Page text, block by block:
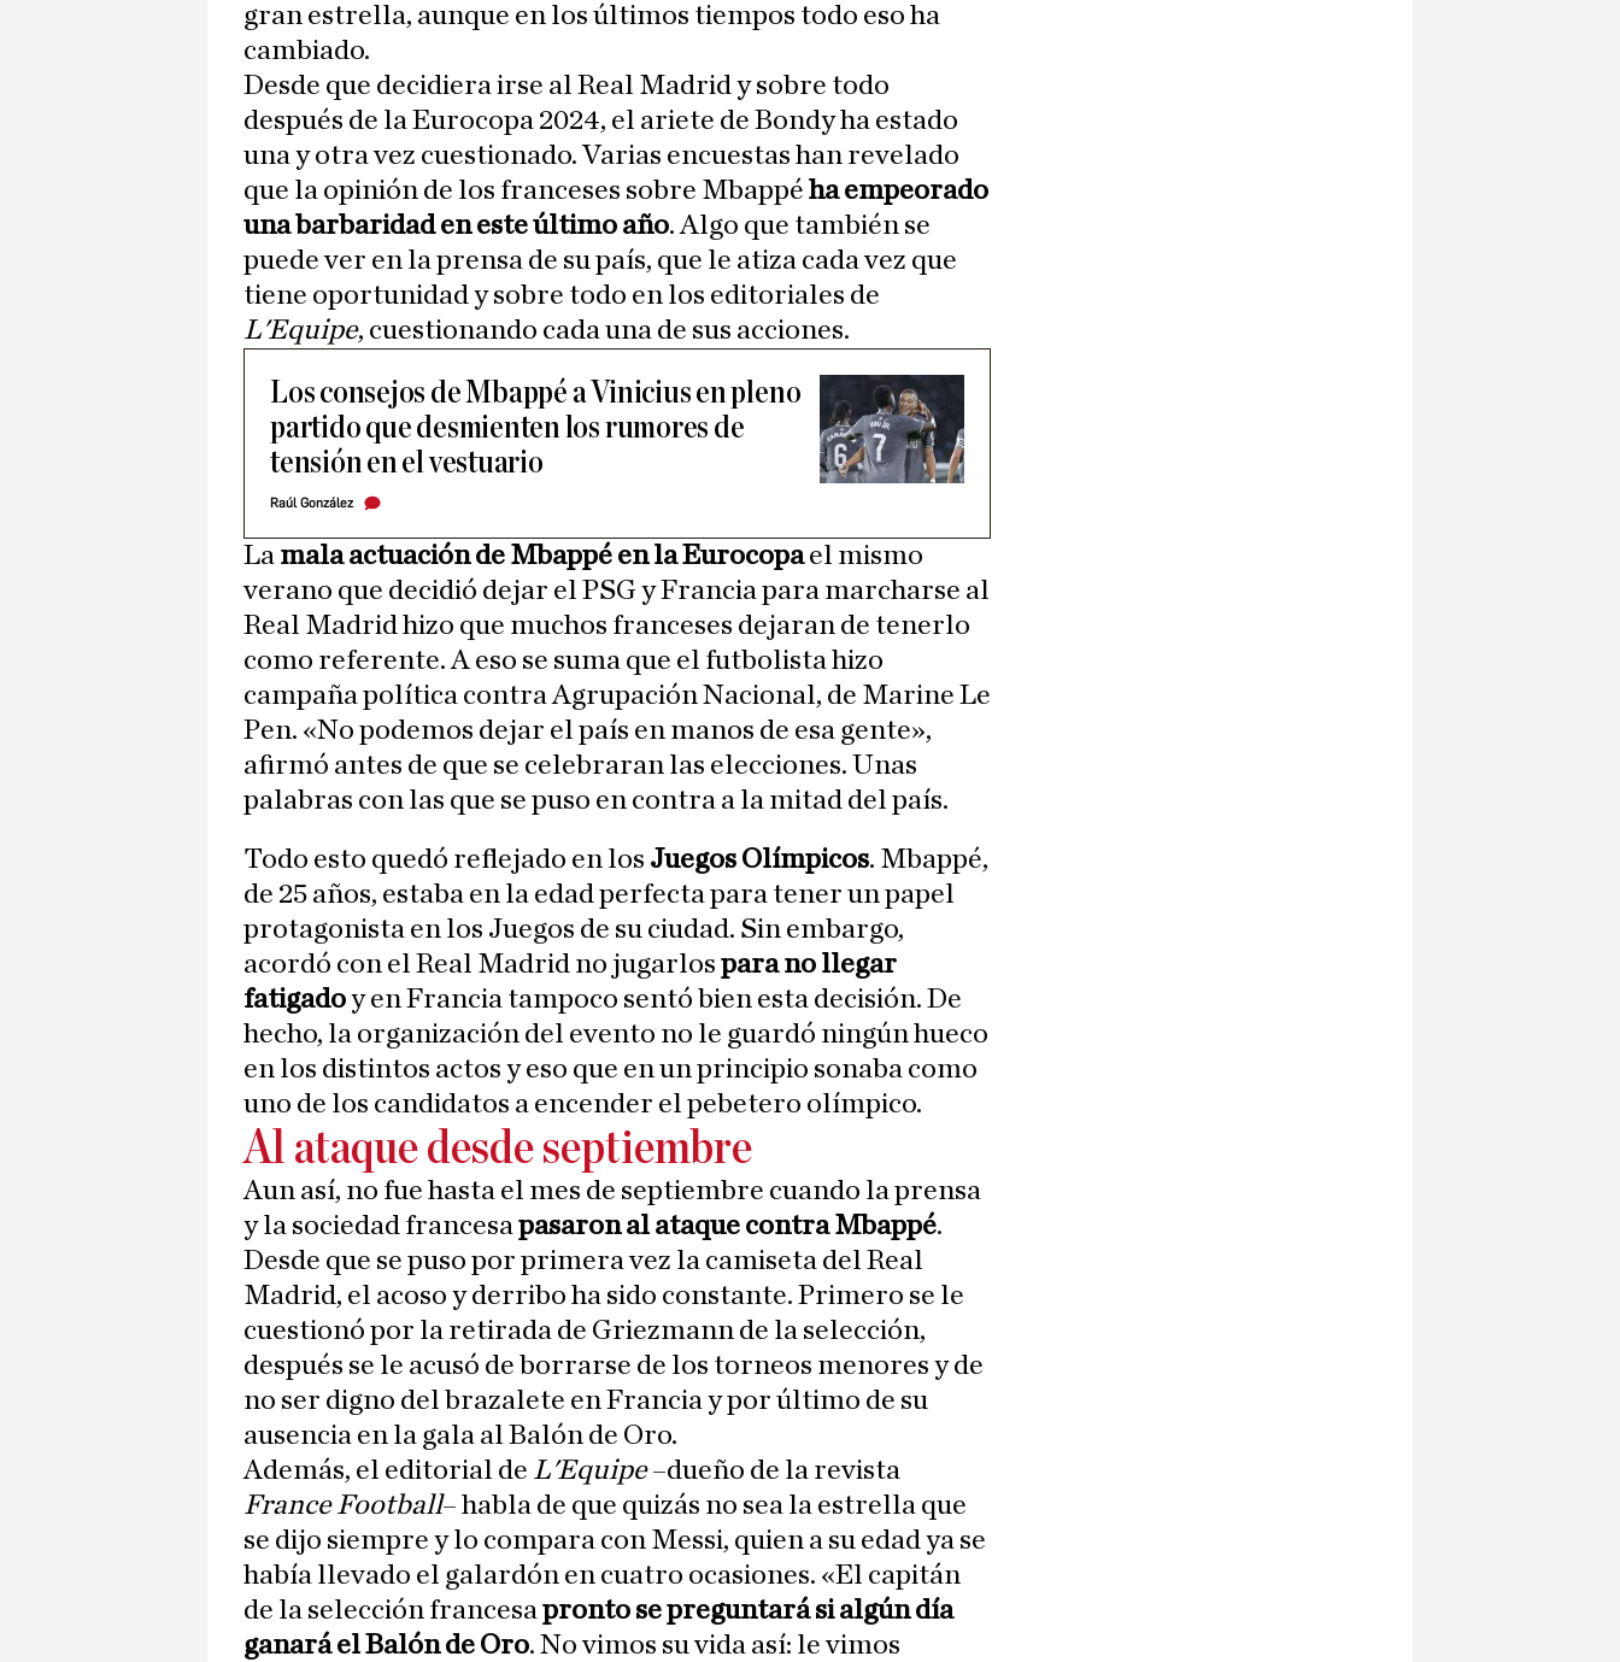
gran estrella, aunque en los últimos tiempos todo eso ha
cambiado.
Desde que decidiera irse al Real Madrid y sobre todo
después de la Eurocopa 2024, el ariete de Bondy ha estado
una y otra vez cuestionado. Varias encuestas han revelado
que la opinión de los franceses sobre Mbappé ha empeorado
una barbaridad en este último año. Algo que también se
puede ver en la prensa de su país, que le atiza cada vez que
tiene oportunidad y sobre todo en los editoriales de
L'Equipe, cuestionando cada una de sus acciones.
Los consejos de Mbappé a Vinicius en pleno
partido que desmienten los rumores de
tensión en el vestuario
Raúl González
La mala actuación de Mbappé en la Eurocopael mismo
verano que decidió dejar el PSG y Francia para marcharse al
Real Madrid hizo que muchos franceses dejaran de tenerlo
como referente. A eso se suma que el futbolista hizo
campaña política contra Agrupación Nacional, de Marine Le
Pen. «No podemos dejar el país en manos de esa gente»,
afirmó antes de que se celebraran las elecciones. Unas
palabras con las que se puso en contra a la mitad del país.
Todo esto quedó reflejado en los Juegos Olímpicos. Mbappé,
de 25 años, estaba en la edad perfecta para tener un papel
protagonista en los Juegos de su ciudad. Sin embargo,
acordó con el Real Madrid no jugarlos para no llegar
fatigadoy en Francia tampoco sentó bien esta decisión. De
hecho, la organización del evento no le guardó ningún hueco
en los distintos actos y eso que en un principio sonaba como
uno de los candidatos a encender el pebetero olímpico.
Al ataque desde septiembre
Aun así, no fue hasta el mes de septiembre cuando la prensa
y la sociedad francesapasaron al ataque contra Mbappé.
Desde que se puso por primera vez la camiseta del Real
Madrid, el acoso y derribo ha sido constante. Primero se le
cuestionó por la retirada de Griezmann de la selección,
después se le acusó de borrarse de los torneos menores y de
no ser digno del brazalete en Francia y por último de su
ausencia en la gala al Balón de Oro.
Además, el editorial de L'Equipe–dueño de la revista
France Football– habla de que quizás no sea la estrella que
se dijo siempre y lo compara con Messi, quien a su edad ya se
había llevado el galardón en cuatro ocasiones. «El capitán
de la selección francesapronto se preguntará si algún día
ganará el Balón de Oro. No vimos su vida así: le vimos